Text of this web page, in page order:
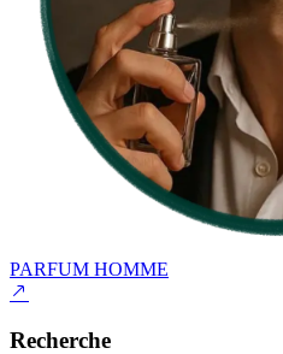
PARFUM HOMME
Recherche